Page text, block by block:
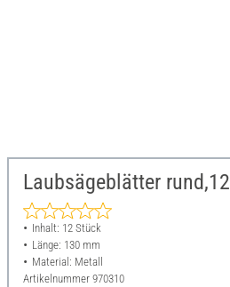
Laubsägeblätter
Inhalt: 12 Stück
Länge: 130 mm
Material: Metall
Artikelnummer 970310